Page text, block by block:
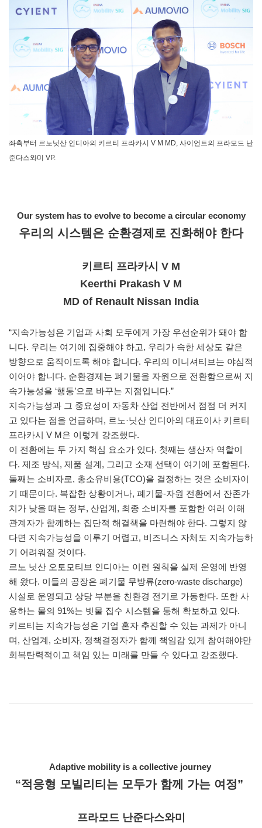
좌측부터 르노닛산 인디아의 키르티 프라카시 V M MD, 사이언트의 프라모드 난
준다스와미 VP.
Our system has to evolve to become a circular economy
우리의 시스템은 순환경제로 진화해야 한다
키르티 프라카시 V M
Keerthi Prakash V M
MD of Renault Nissan India
“지속가능성은 기업과 사회 모두에게 가장 우선순위가 돼야 합
니다. 우리는 여기에 집중해야 하고, 우리가 속한 세상도 같은
방향으로 움직이도록 해야 합니다. 우리의 이니셔티브는 야심적
이어야 합니다. 순환경제는 폐기물을 자원으로 전환함으로써 지
속가능성을 ‘행동’으로 바꾸는 지점입니다.”
지속가능성과 그 중요성이 자동차 산업 전반에서 점점 더 커지
고 있다는 점을 언급하며, 르노·닛산 인디아의 대표이사 키르티
프라카시 V M은 이렇게 강조했다.
이 전환에는 두 가지 핵심 요소가 있다. 첫째는 생산자 역할이
다. 제조 방식, 제품 설계, 그리고 소재 선택이 여기에 포함된다.
둘째는 소비자로, 총소유비용(TCO)을 결정하는 것은 소비자이
기 때문이다. 복잡한 상황이거나, 폐기물-자원 전환에서 잔존가
치가 낮을 때는 정부, 산업계, 최종 소비자를 포함한 여러 이해
관계자가 함께하는 집단적 해결책을 마련해야 한다. 그렇지 않
다면 지속가능성을 이루기 어렵고, 비즈니스 자체도 지속가능하
기 어려워질 것이다.
르노 닛산 오토모티브 인디아는 이런 원칙을 실제 운영에 반영
해 왔다. 이들의 공장은 폐기물 무방류(zero-waste discharge)
시설로 운영되고 상당 부분을 친환경 전기로 가동한다. 또한 사
용하는 물의 91%는 빗물 집수 시스템을 통해 확보하고 있다.
키르티는 지속가능성은 기업 혼자 추진할 수 있는 과제가 아니
며, 산업계, 소비자, 정책결정자가 함께 책임감 있게 참여해야만
회복탄력적이고 책임 있는 미래를 만들 수 있다고 강조했다.
Adaptive mobility is a collective journey
“적응형 모빌리티는 모두가 함께 가는 여정”
프라모드 난준다스와미